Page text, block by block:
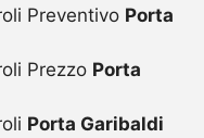
Preventivo Porta
Prezzo Porta
Porta Garibaldi